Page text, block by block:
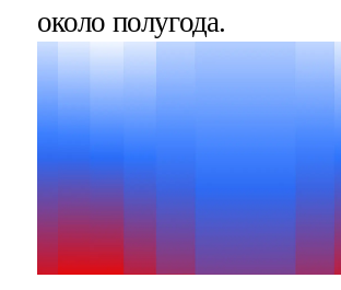
около полугода.